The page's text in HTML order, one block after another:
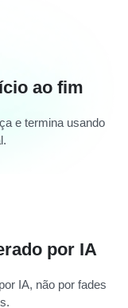
ao fim
e termina usando
por IA
IA, não por fades